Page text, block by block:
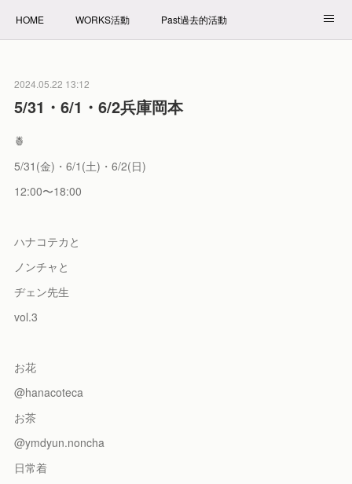
HOME WORKS活動 Past過去的活動
2024.05.22 13:12
5/31・6/1・6/2兵庫岡本
🍍
5/31(金)・6/1(土)・6/2(日)
12:00〜18:00
ハナコテカと
ノンチャと
ヂェン先生
vol.3
お花
@hanacoteca
お茶
@ymdyun.noncha
日常着